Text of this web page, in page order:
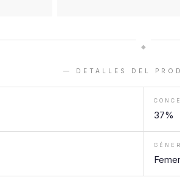
◆
— DETALLES DEL
37%